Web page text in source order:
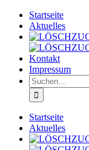
Zum
Inhalt
springen
Startseite
Aktuelles
Kontakt
Impressum
Suche
nach:
Startseite
Aktuelles